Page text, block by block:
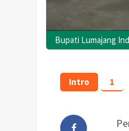
Bupati Lumajang
Intro 1